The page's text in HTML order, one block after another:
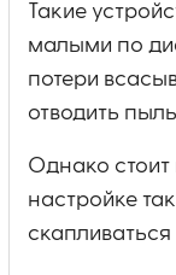
Такие
малыми по
потери
отводить
Однако стоит
настройке
скапливаться